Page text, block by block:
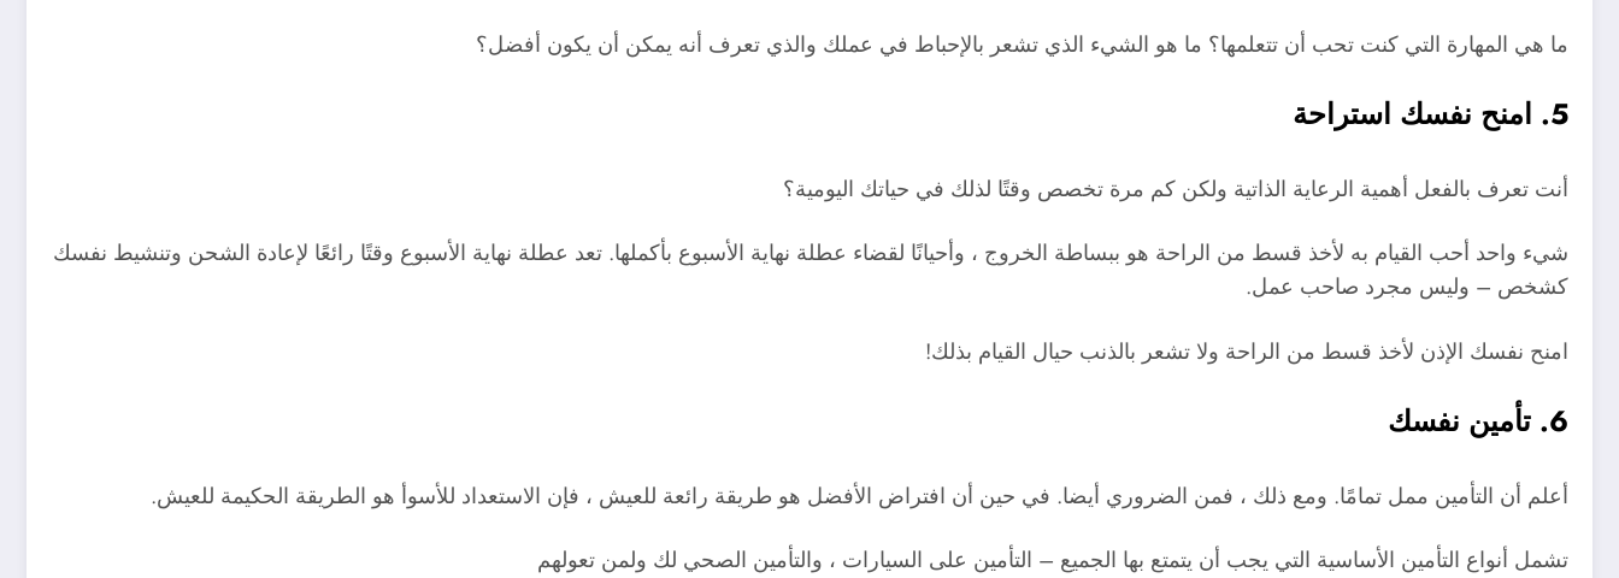
ما هي المهارة التي كنت تحب أن تتعلمها؟ ما هو الشيء الذي تشعر بالإحباط في عملك والذي تعرف أنه يمكن أن يكون أفضل؟
5. امنح نفسك استراحة
أنت تعرف بالفعل أهمية الرعاية الذاتية ولكن كم مرة تخصص وقتًا لذلك في حياتك اليومية؟
شيء واحد أحب القيام به لأخذ قسط من الراحة هو ببساطة الخروج ، وأحيانًا لقضاء عطلة نهاية الأسبوع بأكملها. تعد عطلة نهاية الأسبوع وقتًا رائعًا لإعادة الشحن وتنشيط نفسك
كشخص – وليس مجرد صاحب عمل.
امنح نفسك الإذن لأخذ قسط من الراحة ولا تشعر بالذنب حيال القيام بذلك!
6. تأمين نفسك
أعلم أن التأمين ممل تمامًا. ومع ذلك ، فمن الضروري أيضا. في حين أن افتراض الأفضل هو طريقة رائعة للعيش ، فإن الاستعداد للأسوأ هو الطريقة الحكيمة للعيش.
تشمل أنواع التأمين الأساسية التي يجب أن يتمتع بها الجميع – التأمين على السيارات ، والتأمين الصحي لك ولمن تعولهم